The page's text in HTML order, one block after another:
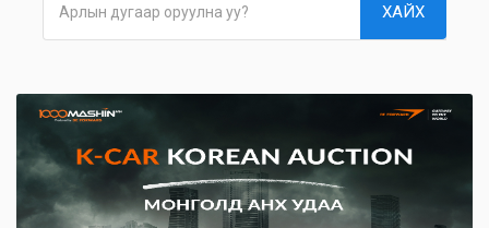
Арлын дугаар оруулна уу? ХАЙХ